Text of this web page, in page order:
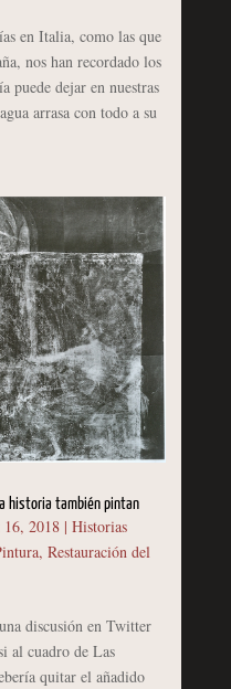
en Italia, como las que
nos han recordado los
puede dejar en nuestras
arrasa con todo a su
historia también pintan
16, 2018| Historias
, Restauración del
discusión en Twitter
al cuadro de Las
quitar el añadido